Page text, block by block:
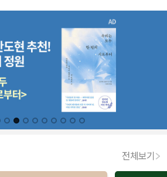
전체보기